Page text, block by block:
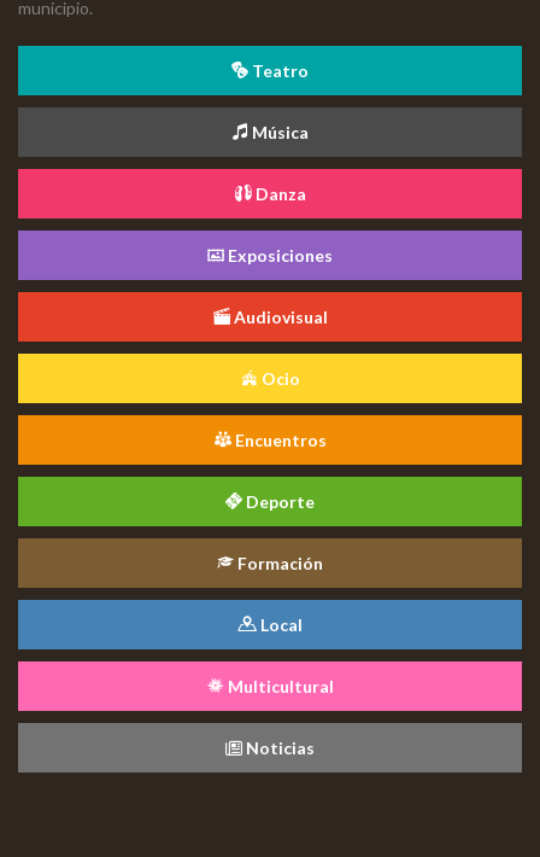
municipio.
Teatro
Música
Danza
Exposiciones
Audiovisual
Ocio
Encuentros
Deporte
Formación
Local
Multicultural
Noticias